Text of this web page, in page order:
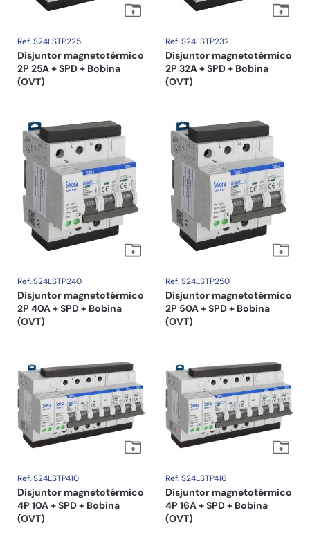
Ref. S24LSTP225
Disjuntor magnetotérmico
2P 25A + SPD + Bobina
(OVT)
Ref. S24LSTP232
Disjuntor magnetotérmico
2P 32A + SPD + Bobina
(OVT)
Ref. S24LSTP240
Disjuntor magnetotérmico
2P 40A + SPD + Bobina
(OVT)
Ref. S24LSTP250
Disjuntor magnetotérmico
2P 50A + SPD + Bobina
(OVT)
Ref. S24LSTP410
Disjuntor magnetotérmico
4P 10A + SPD + Bobina
(OVT)
Ref. S24LSTP416
Disjuntor magnetotérmico
4P 16A + SPD + Bobina
(OVT)